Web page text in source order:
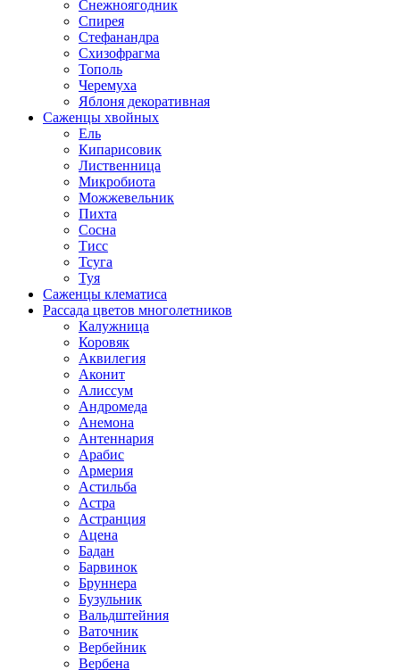
Снежноягодник
Спирея
Стефанандра
Схизофрагма
Тополь
Черемуха
Яблоня декоративная
Саженцы хвойных
Ель
Кипарисовик
Лиственница
Микробиота
Можжевельник
Пихта
Сосна
Тисс
Тсуга
Туя
Саженцы клематиса
Рассада цветов многолетников
Калужница
Коровяк
Аквилегия
Аконит
Алиссум
Андромеда
Анемона
Антеннария
Арабис
Армерия
Астильба
Астра
Астранция
Ацена
Бадан
Барвинок
Бруннера
Бузульник
Вальдштейния
Ваточник
Вербейник
Вербена